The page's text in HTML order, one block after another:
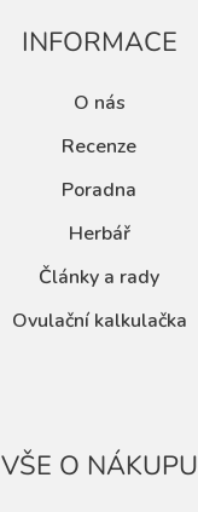
INFORMACE
O nás
Recenze
Poradna
Herbář
Články a rady
Ovulační kalkulačka
VŠE O NÁKUPU